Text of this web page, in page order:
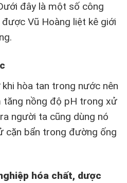
đây là một số công
Vũ Hoàng liệt kê giới
hòa tan trong nước nên
tăng nồng độ pH trong xử
người ta cũng dùng nó
cặn bẩn trong đường ống
hóa chất, dược